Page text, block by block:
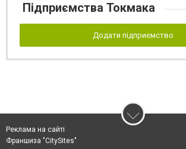
Підприємства Токмака
Додати підприємство
Реклама на сайті
Франшиза "CitySites"